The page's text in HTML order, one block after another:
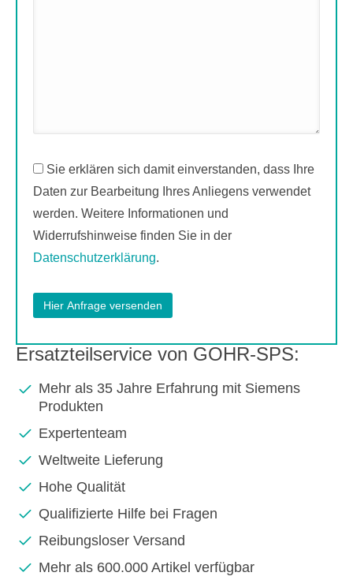
Sie erklären sich damit einverstanden, dass Ihre
Daten zur Bearbeitung Ihres Anliegens verwendet
werden. Weitere Informationen und
Widerrufshinweise finden Sie in der
Datenschutzerklärung.
Ersatzteilservice von GOHR-SPS:
Mehr als 35 Jahre Erfahrung mit Siemens
Produkten
Expertenteam
Weltweite Lieferung
Hohe Qualität
Qualifizierte Hilfe bei Fragen
Reibungsloser Versand
Mehr als 600.000 Artikel verfügbar